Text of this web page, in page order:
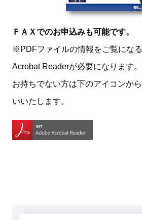
ＦＡＸでのお申込みも可能です。
※PDFファイルの情報をご覧にな
Acrobat Readerが必要になります。
お持ちでない方は下のアイコンか
いいたします。